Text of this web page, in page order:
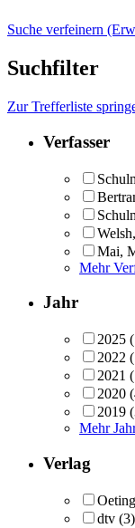
Suche verfeinern
Suchfilter
Zur Trefferliste
Verfasser
Mai,
Mehr
Jahr
2025
2022
2021
2020
2019
Mehr
Verlag
dtv (3)